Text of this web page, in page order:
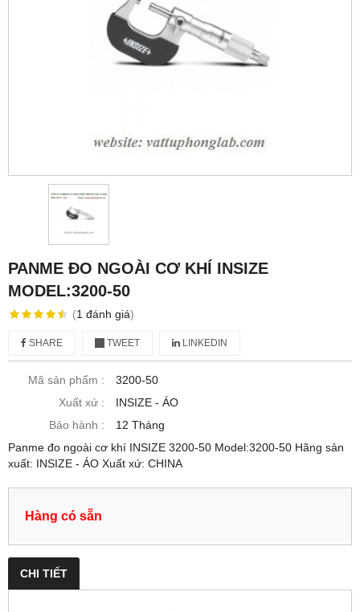
PANME ĐO NGOÀI CƠ KHÍ INSIZE
MODEL:3200-50
(1 đánh giá)
SHARE TWEET LINKEDIN
Mã sản phẩm :
3200-50
Xuất xứ :
INSIZE - ÁO
Bảo hành :
12 Tháng
Panme đo ngoài cơ khí INSIZE 3200-50 Model:3200-50 Hãng sản
xuất: INSIZE - ÁO Xuất xứ: CHINA
Hàng có sẵn
CHI TIẾT